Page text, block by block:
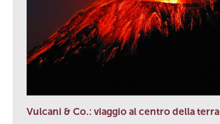
Vulcani & Co.: viaggio al centro della terra